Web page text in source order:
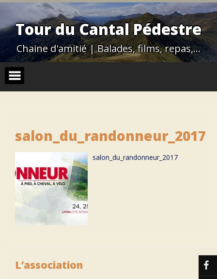
Skip
contentTour du Cantal Pédestre
Chaine d'amitié | Balades, films, repas,…
salon_du_randonneur_2017
salon_du_randonneur_2017
L’association